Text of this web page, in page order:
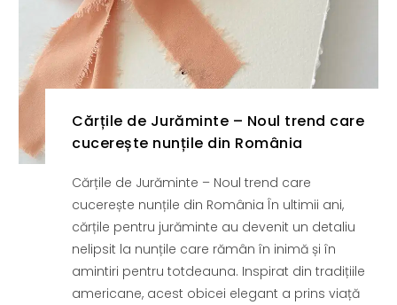
Cărțile de Jurăminte – Noul trend care
cucerește nunțile din România
Cărțile de Jurăminte – Noul trend care
cucerește nunțile din România În ultimii ani,
cărțile pentru jurăminte au devenit un detaliu
nelipsit la nunțile care rămân în inimă și în
amintiri pentru totdeauna. Inspirat din tradițiile
americane, acest obicei elegant a prins viață